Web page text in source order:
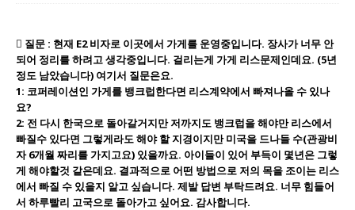
 질문 : 현재 E2 비자로 이곳에서 가게를 운영중입니다. 장사가 너무 안
되어 정리를 하려고 생각중입니다. 걸리는게 가게 리스문제인데요. (5년
정도 남았습니다) 여기서 질문은요.
1: 코퍼레이션인 가게를 뱅크럽한다면 리스계약에서 빠져나올 수 있나
요?
2: 전 다시 한국으로 돌아갈거지만 저까지도 뱅크럽을 해야만 리스에서
빠질수 있다면 그렇게라도 해야 할 지경이지만 미국을 드나들 수(관광비
자 6개월 짜리를 가지고요) 있을까요. 아이들이 있어 부득이 몇년은 그렇
게 해야할것 같은데요. 결과적으로 어떤 방법으로 저의 목을 조이는 리스
에서 빠질 수 있을지 알고 싶습니다. 제발 답변 부탁드려요. 너무 힘들어
서 하루빨리 고국으로 돌아가고 싶어요. 감사합니다.